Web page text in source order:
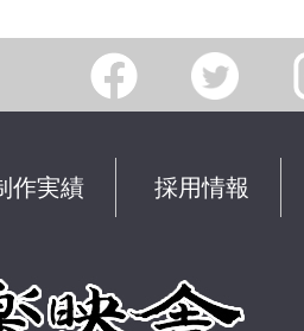
作実績 採用情報